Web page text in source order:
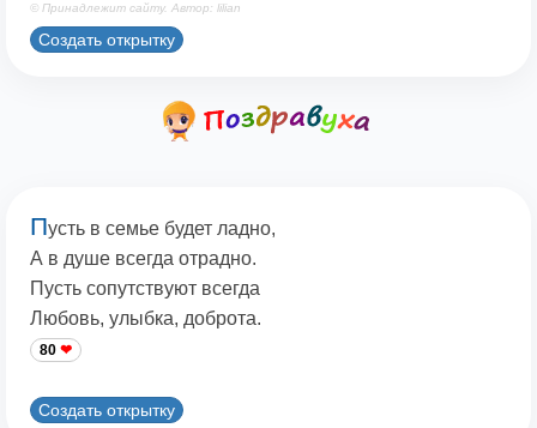
© Принадлежит сайту. Автор: lilian
Создать открытку
Пусть в семье будет ладно,
А в душе всегда отрадно.
Пусть сопутствуют всегда
Любовь, улыбка, доброта.
80
Создать открытку